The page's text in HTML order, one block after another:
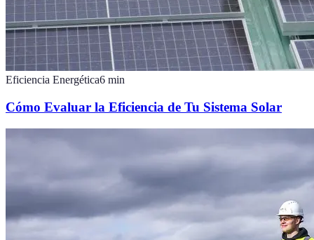
Eficiencia Energética6 min
Cómo Evaluar la Eficiencia de Tu Sistema Solar